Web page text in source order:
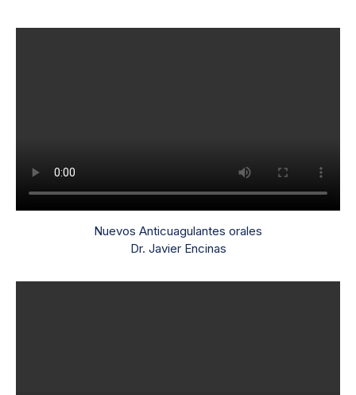
Nuevos Anticuagulantes orales
Dr. Javier Encinas